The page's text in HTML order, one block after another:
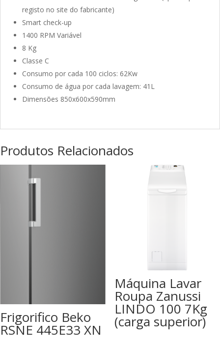
registo no site do fabricante)
Smart check-up
1400 RPM Variável
8 Kg
Classe C
Consumo por cada 100 ciclos: 62Kw
Consumo de água por cada lavagem: 41L
Dimensões 850x600x590mm
Produtos Relacionados
Frigorifico Beko
RSNE 445E33 XN
Máquina Lavar
Roupa Zanussi
LINDO 100 7Kg
(carga superior)